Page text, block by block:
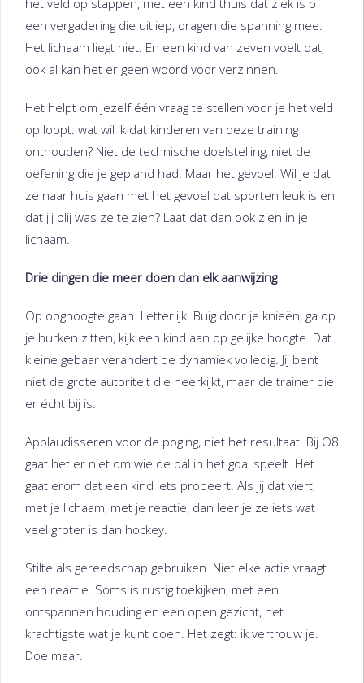
een vergadering die uitliep, dragen die spanning mee.
Het lichaam liegt niet. En een kind van zeven voelt dat,
ook al kan het er geen woord voor verzinnen.
Het helpt om jezelf één vraag te stellen voor je het veld
op loopt: wat wil ik dat kinderen van deze training
onthouden? Niet de technische doelstelling, niet de
oefening die je gepland had. Maar het gevoel. Wil je dat
ze naar huis gaan met het gevoel dat sporten leuk is en
dat jij blij was ze te zien? Laat dat dan ook zien in je
lichaam.
Drie dingen die meer doen dan elk aanwijzing
Op ooghoogte gaan. Letterlijk. Buig door je knieën, ga op
je hurken zitten, kijk een kind aan op gelijke hoogte. Dat
kleine gebaar verandert de dynamiek volledig. Jij bent
niet de grote autoriteit die neerkijkt, maar de trainer die
er écht bij is.
Applaudisseren voor de poging, niet het resultaat. Bij O8
gaat het er niet om wie de bal in het goal speelt. Het
gaat erom dat een kind iets probeert. Als jij dat viert,
met je lichaam, met je reactie, dan leer je ze iets wat
veel groter is dan hockey.
Stilte als gereedschap gebruiken. Niet elke actie vraagt
een reactie. Soms is rustig toekijken, met een
ontspannen houding en een open gezicht, het
krachtigste wat je kunt doen. Het zegt: ik vertrouw je.
Doe maar.